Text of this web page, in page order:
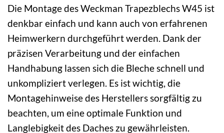
Die Montage des Weckman Trapezblechs W45 ist
denkbar einfach und kann auch von erfahrenen
Heimwerkern durchgeführt werden. Dank der
präzisen Verarbeitung und der einfachen
Handhabung lassen sich die Bleche schnell und
unkompliziert verlegen. Es ist wichtig, die
Montagehinweise des Herstellers sorgfältig zu
beachten, um eine optimale Funktion und
Langlebigkeit des Daches zu gewährleisten.